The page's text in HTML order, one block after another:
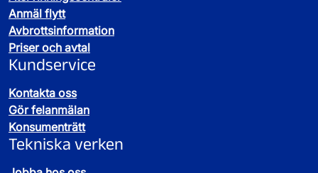
Anmäl flytt
Avbrottsinformation
Priser och avtal
Kundservice
Kontakta oss
Gör felanmälan
Konsumenträtt
Tekniska verken